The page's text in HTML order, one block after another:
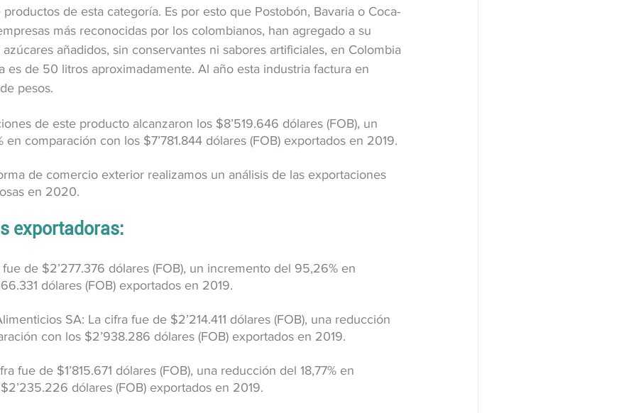
de esta categoría. Es por esto que Postobón, Bavaria o Coca-
más reconocidas por los colombianos, han agregado a su
añadidos, sin conservantes ni sabores artificiales, en Colombia
es de 50 litros aproximadamente. Al año esta industria factura en
pesos.
de este producto alcanzaron los $8’519.646 dólares (FOB), un
comparación con los $7’781.844 dólares (FOB) exportados en 2019.
de comercio exterior realizamos un análisis de las exportaciones
en 2020.
exportadoras:
fue de $2’277.376 dólares (FOB), un incremento del 95,26% en
dólares (FOB) exportados en 2019.
SA: La cifra fue de $2’214.411 dólares (FOB), una reducción
con los $2’938.286 dólares (FOB) exportados en 2019.
fue de $1’815.671 dólares (FOB), una reducción del 18,77% en
dólares (FOB) exportados en 2019.